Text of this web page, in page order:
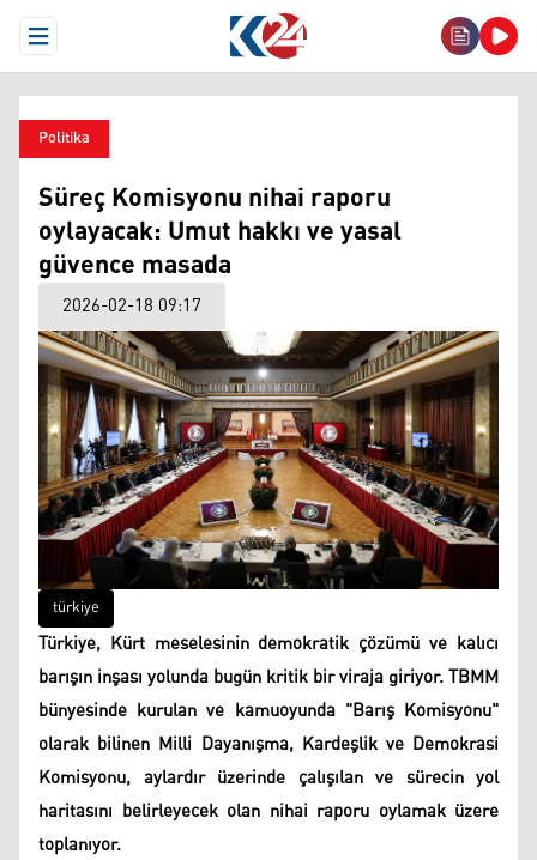
Open Menu
Politika
Süreç Komisyonu nihai raporu
oylayacak: Umut hakkı ve yasal
güvence masada
2026-02-18 09:17
türkiye
Türkiye, Kürt meselesinin demokratik çözümü ve kalıcı
barışın inşası yolunda bugün kritik bir viraja giriyor. TBMM
bünyesinde kurulan ve kamuoyunda "Barış Komisyonu"
olarak bilinen Milli Dayanışma, Kardeşlik ve Demokrasi
Komisyonu, aylardır üzerinde çalışılan ve sürecin yol
haritasını belirleyecek olan nihai raporu oylamak üzere
toplanıyor.